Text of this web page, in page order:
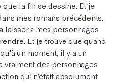
la fin se dessine. Et je
mes romans précédents,
laisser à mes personnages
Et je trouve que quand
un moment, il y a un
vraiment des personnages
qui n’était absolument